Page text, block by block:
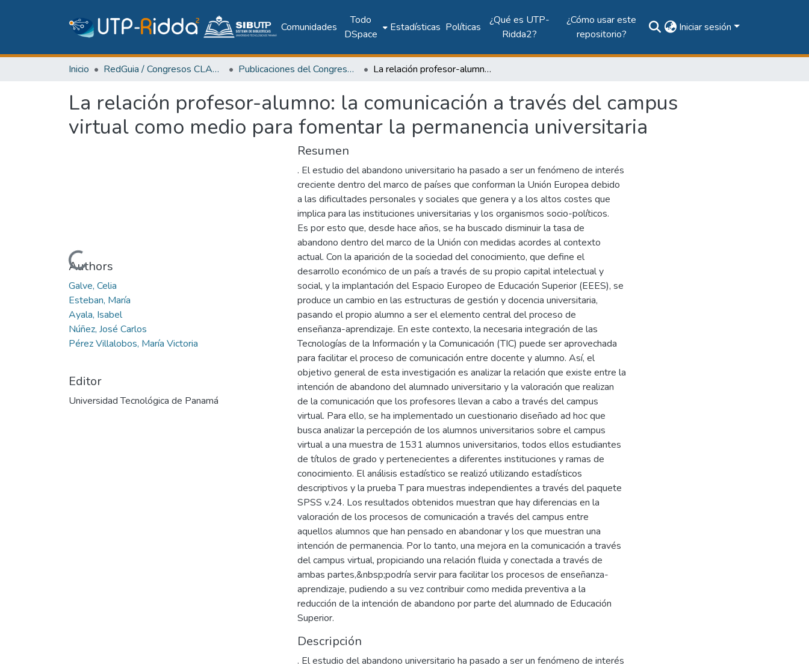
Comunidades
Todo
DSpace
Estadísticas Políticas
¿Qué es UTP-
Ridda2?
¿Cómo usar este
repositorio?
Iniciar sesión
Inicio RedGuia / Congresos CLABES Publicaciones del Congreso Internacional CLABES La relación profesor-alumno: la comunicación a través del campus virtual como medio para fomentar la permanencia universitaria
La relación profesor-alumno: la comunicación a través del campus
virtual como medio para fomentar la permanencia universitaria
Cargando...Authors
Galve, Celia
Esteban, María
Ayala, Isabel
Núñez, José Carlos
Pérez Villalobos, María Victoria
Editor
Universidad Tecnológica de Panamá
Resumen
. El estudio del abandono universitario ha pasado a ser un fenómeno de interés
creciente dentro del marco de países que conforman la Unión Europea debido
a las dificultades personales y sociales que genera y a los altos costes que
implica para las instituciones universitarias y los organismos socio-políticos.
Es por esto que, desde hace años, se ha buscado disminuir la tasa de
abandono dentro del marco de la Unión con medidas acordes al contexto
actual. Con la aparición de la sociedad del conocimiento, que define el
desarrollo económico de un país a través de su propio capital intelectual y
social, y la implantación del Espacio Europeo de Educación Superior (EEES), se
produce un cambio en las estructuras de gestión y docencia universitaria,
pasando el propio alumno a ser el elemento central del proceso de
enseñanza-aprendizaje. En este contexto, la necesaria integración de las
Tecnologías de la Información y la Comunicación (TIC) puede ser aprovechada
para facilitar el proceso de comunicación entre docente y alumno. Así, el
objetivo general de esta investigación es analizar la relación que existe entre la
intención de abandono del alumnado universitario y la valoración que realizan
de la comunicación que los profesores llevan a cabo a través del campus
virtual. Para ello, se ha implementado un cuestionario diseñado ad hoc que
busca analizar la percepción de los alumnos universitarios sobre el campus
virtual a una muestra de 1531 alumnos universitarios, todos ellos estudiantes
de títulos de grado y pertenecientes a diferentes instituciones y ramas de
conocimiento. El análisis estadístico se realizó utilizando estadísticos
descriptivos y la prueba T para muestras independientes a través del paquete
SPSS v.24. Los resultados obtenidos muestran que hay diferencias en la
valoración de los procesos de comunicación a través del campus entre
aquellos alumnos que han pensado en abandonar y los que muestran una
intención de permanencia. Por lo tanto, una mejora en la comunicación a través
del campus virtual, propiciando una relación fluida y conectada a través de
ambas partes,&nbsp;podría servir para facilitar los procesos de enseñanza-
aprendizaje, pudiendo a su vez contribuir como medida preventiva a la
reducción de la intención de abandono por parte del alumnado de Educación
Superior.
Descripción
. El estudio del abandono universitario ha pasado a ser un fenómeno de interés